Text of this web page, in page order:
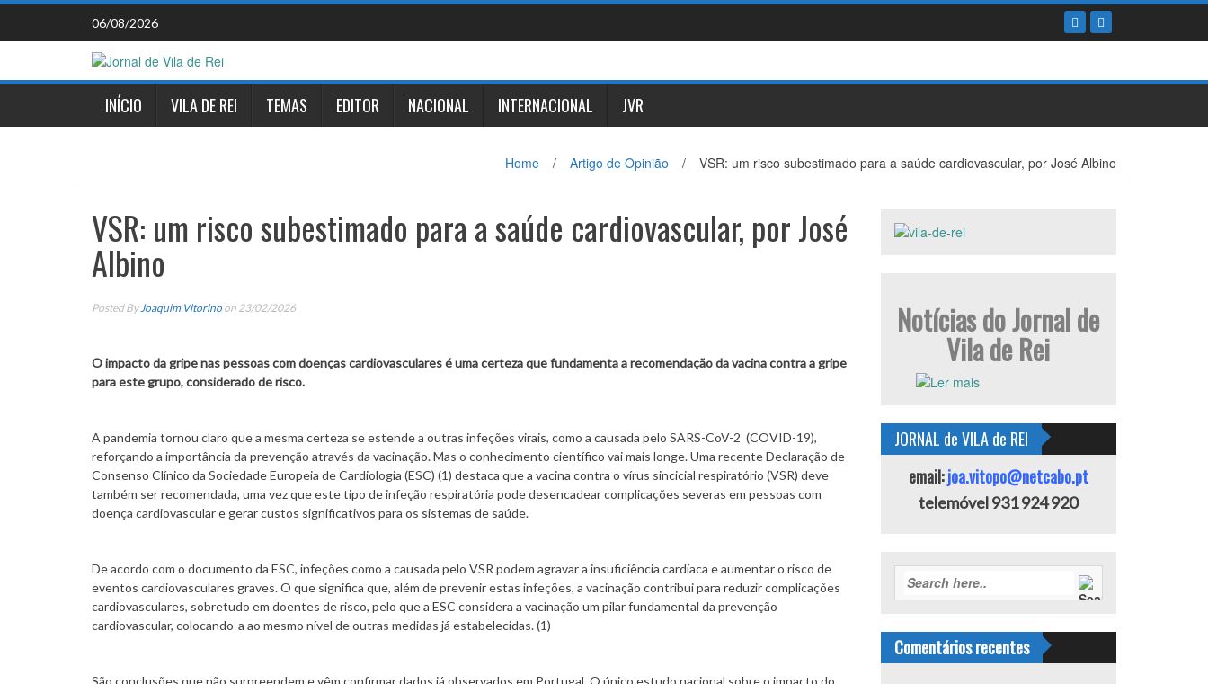
Skip
content
06/08/2026
INÍCIO VILA DE REI TEMAS EDITOR NACIONAL INTERNACIONAL JVR
Home / Artigo de Opinião / VSR: um risco subestimado para a saúde cardiovascular, por José Albino
VSR: um risco subestimado para a saúde cardiovascular, por José
Albino
Posted By Joaquim Vitorino on 23/02/2026
O impacto da gripe nas pessoas com doenças cardiovasculares é uma certeza que fundamenta a recomendação da vacina contra a gripe
para este grupo, considerado de risco.
A pandemia tornou claro que a mesma certeza se estende a outras infeções virais, como a causada pelo SARS-CoV-2 (COVID-19),
reforçando a importância da prevenção através da vacinação. Mas o conhecimento científico vai mais longe. Uma recente Declaração de
Consenso Clínico da Sociedade Europeia de Cardiologia (ESC) (1) destaca que a vacina contra o vírus sincicial respiratório (VSR) deve
também ser recomendada, uma vez que este tipo de infeção respiratória pode desencadear complicações severas em pessoas com
doença cardiovascular e gerar custos significativos para os sistemas de saúde.
De acordo com o documento da ESC, infeções como a causada pelo VSR podem agravar a insuficiência cardíaca e aumentar o risco de
eventos cardiovasculares graves. O que significa que, além de prevenir estas infeções, a vacinação contribui para reduzir complicações
cardiovasculares, sobretudo em doentes de risco, pelo que a ESC considera a vacinação um pilar fundamental da prevenção
cardiovascular, colocando-a ao mesmo nível de outras medidas já estabelecidas. (1)
São conclusões que não surpreendem e vêm confirmar dados já observados em Portugal. O único estudo nacional sobre o impacto do
Notícias do Jornal de
Vila de Rei
JORNAL de VILA de REI
email:joa.vitopo@netcabo.pt
telemóvel 931 924 920
Comentários recentes